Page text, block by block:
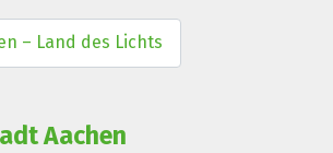
– Land des Lichts
Aachen